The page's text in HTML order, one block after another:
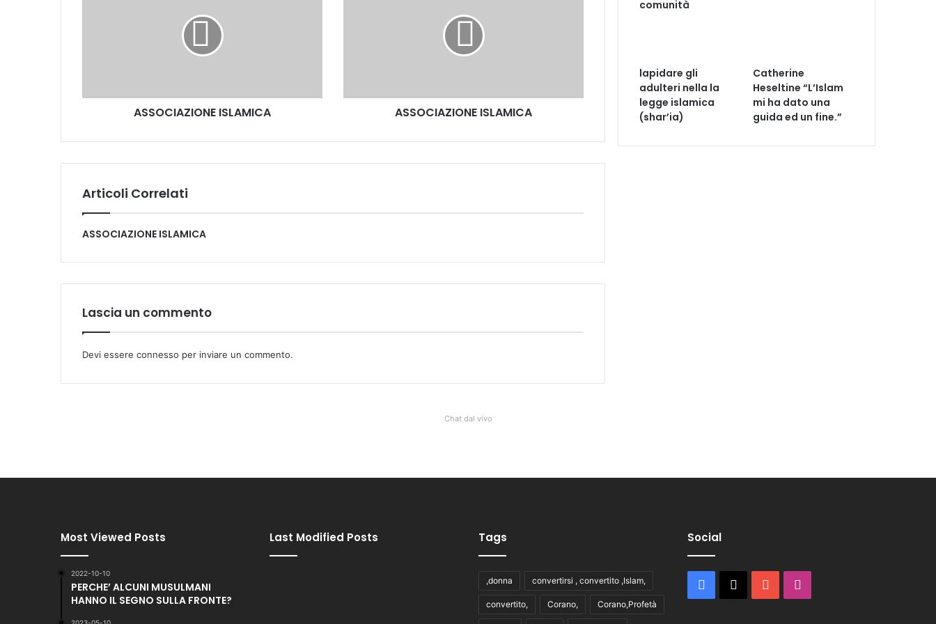
ASSOCIAZIONE ISLAMICA ASSOCIAZIONE ISLAMICA
Articoli Correlati
ASSOCIAZIONE ISLAMICA
Lascia un commento
Devi essere connesso per inviare un commento.
comunità
lapidare gli
adulteri nella la
legge islamica
(shar’ia)
Catherine
Heseltine “L’Islam
mi ha dato una
guida ed un fine.”
Chat dal vivo
Most Viewed Posts
2022-10-10
PERCHE’ ALCUNI MUSULMANI
HANNO IL SEGNO SULLA FRONTE?
Last Modified Posts Tags
,donna convertirsi , convertito ,Islam,
convertito, Corano, Corano,Profetà
Social
Facebook